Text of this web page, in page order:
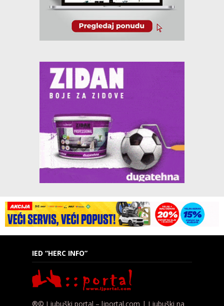
IED “HERC INFO”
®© Ljubuški portal – ljportal.com | Ljubuški na